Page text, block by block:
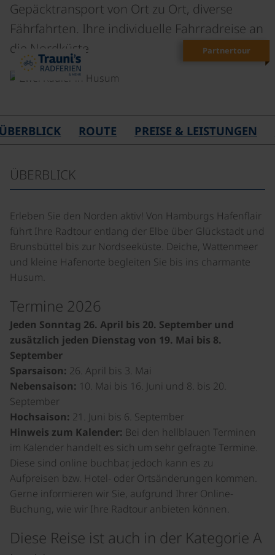
Gepäcktransport von Ort zu Ort, diverse
Fährfahrten. Ihre individuelle Fahrradreise an
die Nordküste
Partnertour
ROUTE PREISE & LEISTUNGEN
ÜBERBLICK
Erleben Sie den Norden aktiv! Von Hamburgs Hafenflair
führt Ihre Radtour entlang der Elbe über Glückstadt und
Brunsbüttel bis zur Nordseeküste. Deiche, Wattenmeer
und kleine Hafenorte begleiten Sie bis ins charmante
Husum.
Termine 2026
Jeden Sonntag 26. April bis 20. September und
zusätzlich jeden Dienstag von 19. Mai bis 8.
September
Sparsaison: 26. April bis 3. Mai
Nebensaison: 10. Mai bis 16. Juni und 8. bis 20.
September
Hochsaison: 21. Juni bis 6. September
Hinweis zum Kalender: Bei den hellblauen Terminen
im Kalender handelt es sich um sehr gefragte Termine.
Diese sind online buchbar, jedoch kann es zu
Aufpreisen bzw. Hotel- oder Ortsänderungen kommen.
Gerne informieren wir Sie, aufgrund Ihrer Online-
Buchung, wie wir Ihre Radtour anbieten können.
Diese Reise ist auch in der Kategorie A